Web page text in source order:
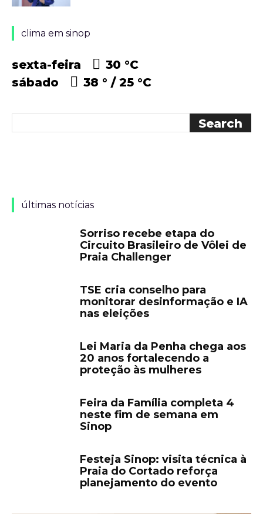
clima em sinop
sexta-feira 30 °C
sábado
38 ° 25 °C
últimas notícias
Sorriso recebe etapa do
Circuito Brasileiro de Vôlei de
Praia Challenger
TSE cria conselho para
monitorar desinformação e IA
nas eleições
Lei Maria da Penha chega aos
20 anos fortalecendo a
proteção às mulheres
Feira da Família completa 4
neste fim de semana em
Sinop
Festeja Sinop: visita técnica à
Praia do Cortado reforça
planejamento do evento